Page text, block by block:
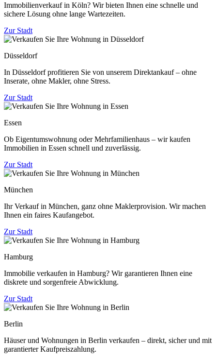
Immobilienverkauf in Köln? Wir bieten Ihnen eine schnelle und
sichere Lösung ohne lange Wartezeiten.
Zur Stadt
Düsseldorf
In Düsseldorf profitieren Sie von unserem Direktankauf – ohne
Inserate, ohne Makler, ohne Stress.
Zur Stadt
Essen
Ob Eigentumswohnung oder Mehrfamilienhaus – wir kaufen
Immobilien in Essen schnell und zuverlässig.
Zur Stadt
München
Ihr Verkauf in München, ganz ohne Maklerprovision. Wir machen
Ihnen ein faires Kaufangebot.
Zur Stadt
Hamburg
Immobilie verkaufen in Hamburg? Wir garantieren Ihnen eine
diskrete und sorgenfreie Abwicklung.
Zur Stadt
Berlin
Häuser und Wohnungen in Berlin verkaufen – direkt, sicher und mit
garantierter Kaufpreiszahlung.